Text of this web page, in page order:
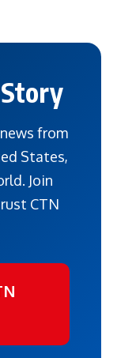
from
States,
Join
CTN